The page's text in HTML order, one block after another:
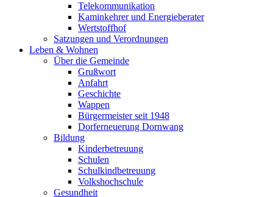
Telekommunikation
Kaminkehrer und Energieberater
Wertstoffhof
Satzungen und Verordnungen
Leben & Wohnen
Über die Gemeinde
Grußwort
Anfahrt
Geschichte
Wappen
Bürgermeister seit 1948
Dorferneuerung Dornwang
Bildung
Kinderbetreuung
Schulen
Schulkindbetreuung
Volkshochschule
Gesundheit